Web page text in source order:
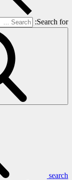
Search for:
search